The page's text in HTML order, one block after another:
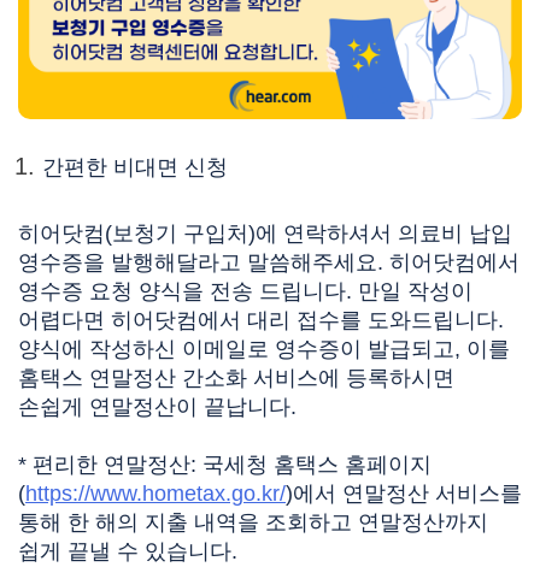
간편한 비대면 신청
히어닷컴(보청기 구입처)에 연락하셔서 의료비 납입
영수증을 발행해달라고 말씀해주세요. 히어닷컴에서
영수증 요청 양식을 전송 드립니다. 만일 작성이
어렵다면 히어닷컴에서 대리 접수를 도와드립니다.
양식에 작성하신 이메일로 영수증이 발급되고, 이를
홈택스 연말정산 간소화 서비스에 등록하시면
손쉽게 연말정산이 끝납니다.
* 편리한 연말정산: 국세청 홈택스 홈페이지
(https://www.hometax.go.kr/)에서 연말정산 서비스를
통해 한 해의 지출 내역을 조회하고 연말정산까지
쉽게 끝낼 수 있습니다.